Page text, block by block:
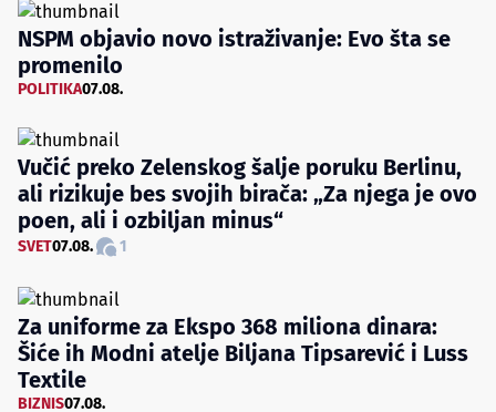
NSPM objavio novo istraživanje: Evo šta se
promenilo
POLITIKA07.08.
Vučić preko Zelenskog šalje poruku Berlinu,
ali rizikuje bes svojih birača: „Za njega je ovo
poen, ali i ozbiljan minus“
SVET07.08. 1
Za uniforme za Ekspo 368 miliona dinara:
Šiće ih Modni atelje Biljana Tipsarević i Luss
Textile
BIZNIS07.08.